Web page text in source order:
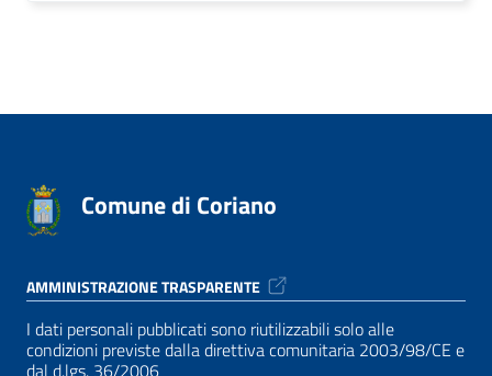
Comune di Coriano
AMMINISTRAZIONE TRASPARENTE
I dati personali pubblicati sono riutilizzabili solo alle
condizioni previste dalla direttiva comunitaria 2003/98/CE e
dal d.lgs. 36/2006